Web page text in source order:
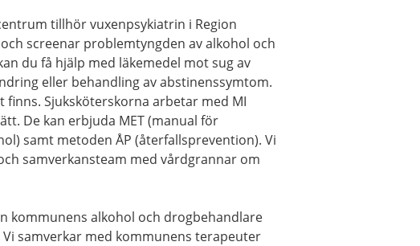
tillhör vuxenpsykiatrin i Region
screenar problemtyngden av alkohol och
du få hjälp med läkemedel mot sug av
eller behandling av abstinenssymtom.
Sjuksköterskorna arbetar med MI
De kan erbjuda MET (manual för
samt metoden ÅP (återfallsprevention). Vi
samverkansteam med vårdgrannar om
kommunens alkohol och drogbehandlare
samverkar med kommunens terapeuter